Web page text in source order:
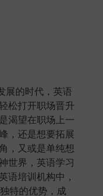
的时代，英语
松打开职场晋升
渴望在职场上一
，还是想要拓展
，又或是单纯想
世界，英语学习
语培训机构中，
特的优势，成